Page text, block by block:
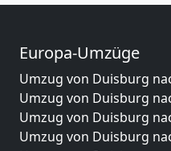
Europa-Umzüge
Umzug von Duisburg
Umzug von Duisburg
Umzug von Duisburg
Umzug von Duisburg